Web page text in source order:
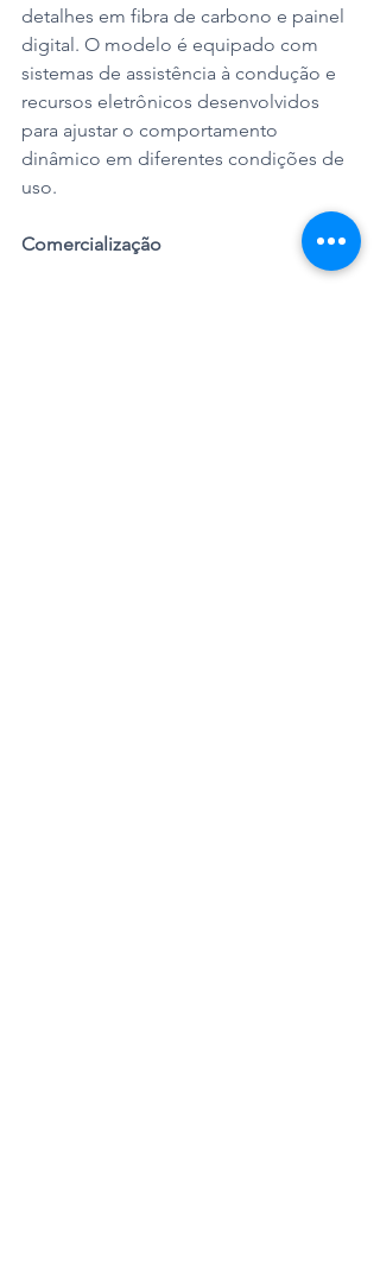
detalhes em fibra de carbono e painel
digital. O modelo é equipado com
sistemas de assistência à condução e
recursos eletrônicos desenvolvidos
para ajustar o comportamento
dinâmico em diferentes condições de
uso.
Comercialização